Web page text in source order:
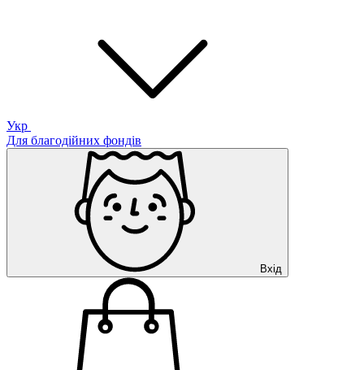
Укр
Для благодійних фондів
Вхід